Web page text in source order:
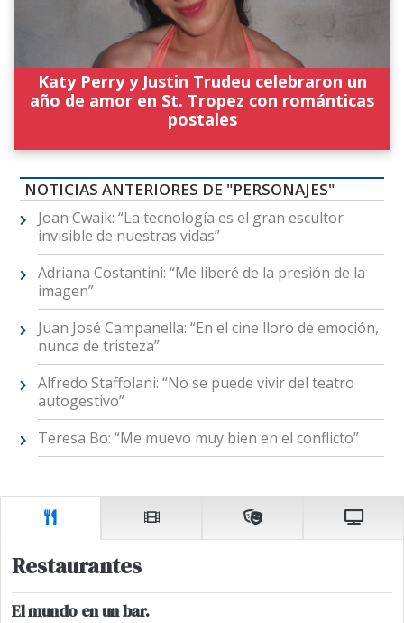
Katy Perry y Justin Trudeu celebraron un
año de amor en St. Tropez con románticas
postales
NOTICIAS ANTERIORES DE "PERSONAJES"
Joan Cwaik: “La tecnología es el gran escultor
invisible de nuestras vidas”
Adriana Costantini: “Me liberé de la presión de la
imagen”
Juan José Campanella: “En el cine lloro de emoción,
nunca de tristeza”
Alfredo Staffolani: “No se puede vivir del teatro
autogestivo”
Teresa Bo: “Me muevo muy bien en el conflicto”
Restaurantes
El mundo en un bar.